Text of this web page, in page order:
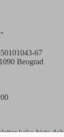
67
Beograd
kako biste